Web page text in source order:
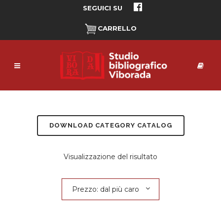
SEGUICI SU
CARRELLO
DOWNLOAD CATEGORY CATALOG
Visualizzazione del risultato
Prezzo: dal più caro